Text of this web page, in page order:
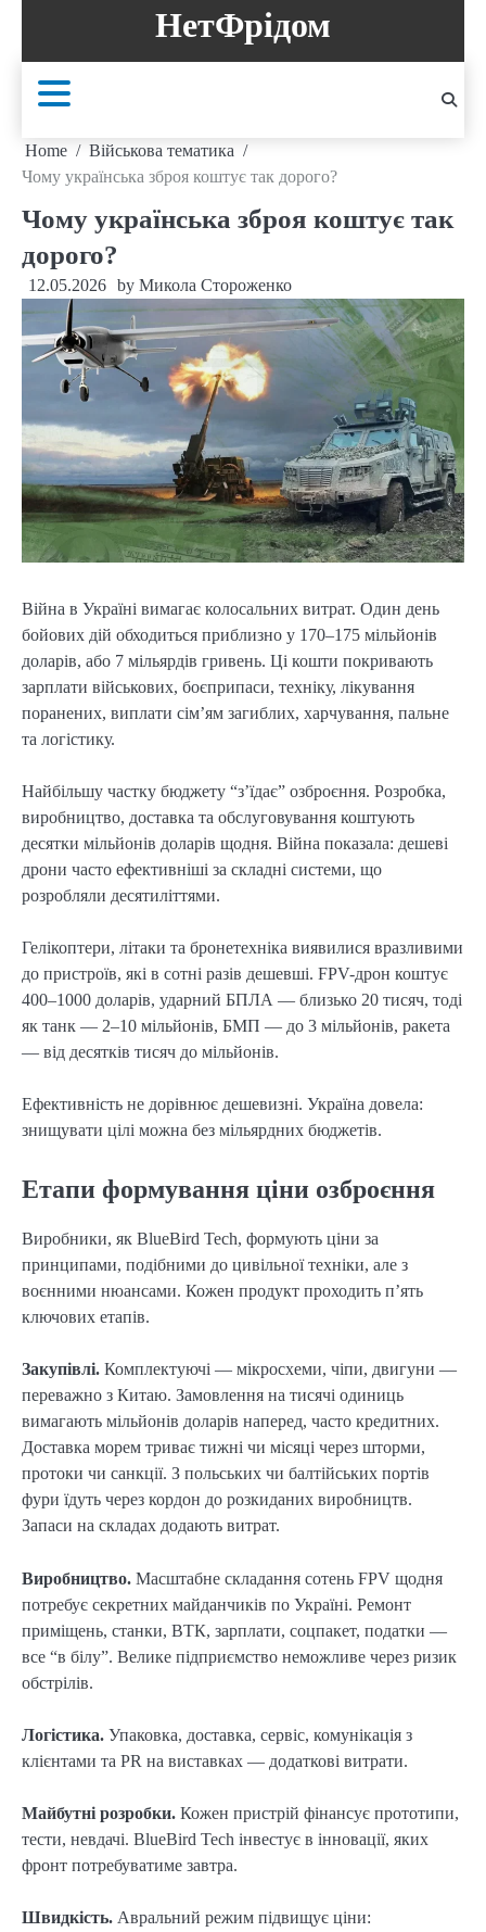
content
НетФрідом
Home
Військова тематика
Чому українська зброя коштує так дорого?
Чому українська зброя коштує так
дорого?
12.05.2026 by Микола Стороженко
Війна в Україні вимагає колосальних витрат. Один день
бойових дій обходиться приблизно у 170–175 мільйонів
доларів, або 7 мільярдів гривень. Ці кошти покривають
зарплати військових, боєприпаси, техніку, лікування
поранених, виплати сім’ям загиблих, харчування, пальне
та логістику.
Найбільшу частку бюджету “з’їдає” озброєння. Розробка,
виробництво, доставка та обслуговування коштують
десятки мільйонів доларів щодня. Війна показала: дешеві
дрони часто ефективніші за складні системи, що
розробляли десятиліттями.
Гелікоптери, літаки та бронетехніка виявилися вразливими
до пристроїв, які в сотні разів дешевші. FPV-дрон коштує
400–1000 доларів, ударний БПЛА — близько 20 тисяч, тоді
як танк — 2–10 мільйонів, БМП — до 3 мільйонів, ракета
— від десятків тисяч до мільйонів.
Ефективність не дорівнює дешевизні. Україна довела:
знищувати цілі можна без мільярдних бюджетів.
Етапи формування ціни озброєння
Виробники, як BlueBird Tech, формують ціни за
принципами, подібними до цивільної техніки, але з
воєнними нюансами. Кожен продукт проходить п’ять
ключових етапів.
Закупівлі. Комплектуючі — мікросхеми, чіпи, двигуни —
переважно з Китаю. Замовлення на тисячі одиниць
вимагають мільйонів доларів наперед, часто кредитних.
Доставка морем триває тижні чи місяці через шторми,
протоки чи санкції. З польських чи балтійських портів
фури їдуть через кордон до розкиданих виробництв.
Запаси на складах додають витрат.
Виробництво. Масштабне складання сотень FPV щодня
потребує секретних майданчиків по Україні. Ремонт
приміщень, станки, ВТК, зарплати, соцпакет, податки —
все “в білу”. Велике підприємство неможливе через ризик
обстрілів.
Логістика. Упаковка, доставка, сервіс, комунікація з
клієнтами та PR на виставках — додаткові витрати.
Майбутні розробки. Кожен пристрій фінансує прототипи,
тести, невдачі. BlueBird Tech інвестує в інновації, яких
фронт потребуватиме завтра.
Швидкість. Авральний режим підвищує ціни: